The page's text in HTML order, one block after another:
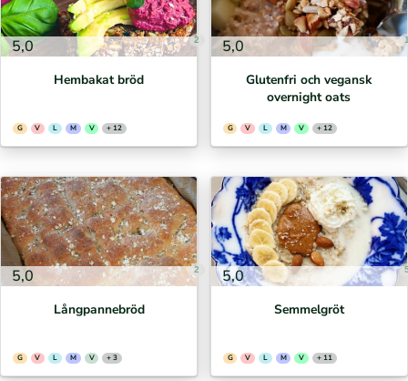
5,0 2
Hembakat bröd
G V L M V + 12
5,0
Glutenfri och vegansk
overnight oats
G V L M V + 12
5,0 2
Långpannebröd
G V L M V + 3
5,0
Semmelgröt
G V L M V + 11